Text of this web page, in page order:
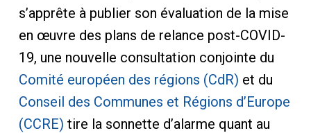
s’apprête à publier son évaluation de la mise
en œuvre des plans de relance post-COVID-
19, une nouvelle consultation conjointe du
Comité européen des régions (CdR) et du
Conseil des Communes et Régions d’Europe
(CCRE) tire la sonnette d’alarme quant au